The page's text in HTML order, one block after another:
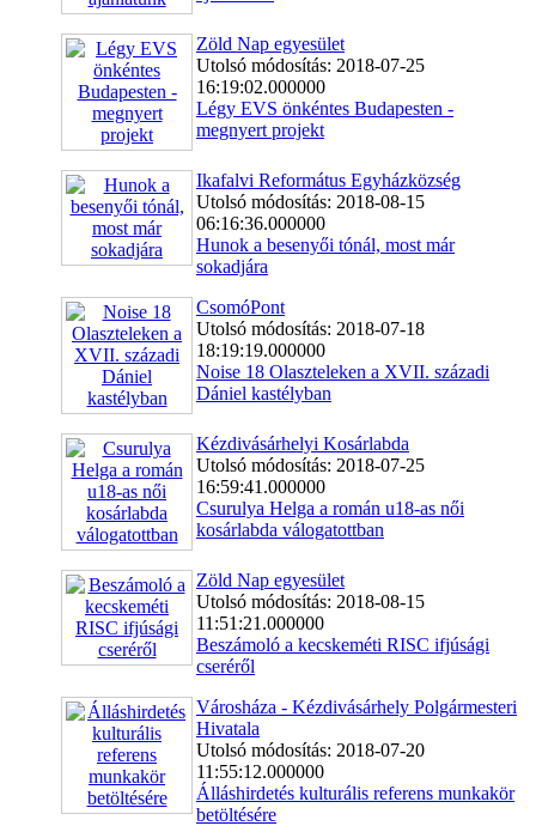
Zöld Nap egyesület
Utolsó módosítás: 2018-07-25
16:19:02.000000
Légy EVS önkéntes Budapesten -
megnyert projekt
Ikafalvi Református Egyházközség
Utolsó módosítás: 2018-08-15
06:16:36.000000
Hunok a besenyői tónál, most már
sokadjára
CsomóPont
Utolsó módosítás: 2018-07-18
18:19:19.000000
Noise 18 Olaszteleken a XVII. századi
Dániel kastélyban
Kézdivásárhelyi Kosárlabda
Utolsó módosítás: 2018-07-25
16:59:41.000000
Csurulya Helga a román u18-as női
kosárlabda válogatottban
Zöld Nap egyesület
Utolsó módosítás: 2018-08-15
11:51:21.000000
Beszámoló a kecskeméti RISC ifjúsági
cseréről
Városháza - Kézdivásárhely Polgármesteri
Hivatala
Utolsó módosítás: 2018-07-20
11:55:12.000000
Álláshirdetés kulturális referens munkakör
betöltésére